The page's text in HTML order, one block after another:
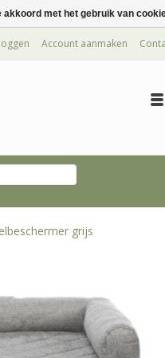
Account aanmaken
grijs
akkoord met het gebruik van